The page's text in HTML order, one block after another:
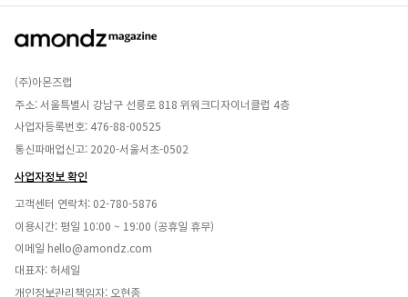
(주)아몬즈랩
주소: 서울특별시 강남구 선릉로 818 위워크디자이너클럽 4층
사업자등록번호: 476-88-00525
통신파매업신고: 2020-서울서초-0502
사업자정보 확인
고객센터 연락처: 02-780-5876
이용시간: 평일 10:00 ~ 19:00 (공휴일 휴무)
이메일 hello@amondz.com
대표자: 허세일
개인정보관리책임자: 오현종